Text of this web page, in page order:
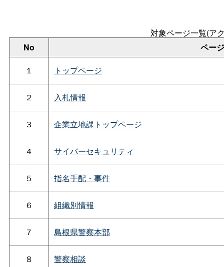
対象ページ一覧(ア
No
ペー
１
トップページ
２ 入札情報
３ 企業立地課トップページ
４ サイバーセキュリティ
５ 指名手配・事件
６ 組織別情報
７ 島根県警察本部
８ 警察相談